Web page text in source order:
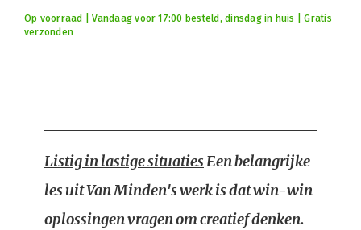
Op voorraad | Vandaag voor 17:00 besteld, dinsdag in huis | Gratis
verzonden
Listig in lastige situatiesEen belangrijke
les uit Van Minden's werk is dat win-win
oplossingen vragen om creatief denken.